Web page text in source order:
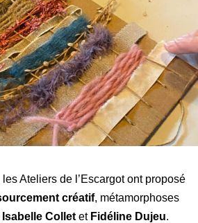
Ateliers de l’Escargot ont proposé
créatif, métamorphoses
Isabelle Collet et Fidéline Dujeu.